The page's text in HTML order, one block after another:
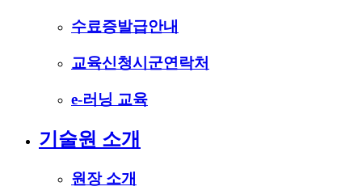
수료증발급안내
교육신청시군연락처
e-러닝 교육
기술원 소개
원장 소개